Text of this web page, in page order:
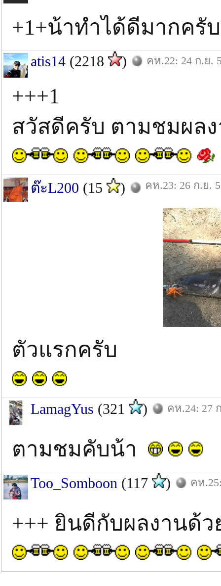
+1+น้าทําได้ดีมากครับ
atis14 (2218 ) คห.22: 24 ก.ย.
+++1
สวัสดีครับ ตามชมผล
ต๊ะL200 (15 ) คห.23: 26 ก.ย.
ตัวแรกครับ
LamagYus (321 ) คห.24: 27
ตามชมคับน้า
Too_Somboon (117 ) คห
+++ ยินดีกับผลงานด้